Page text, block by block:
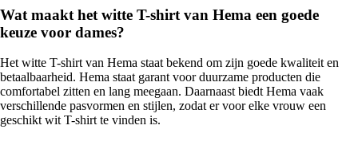
Wat maakt het witte T-shirt van Hema een goede
keuze voor dames?
Het witte T-shirt van Hema staat bekend om zijn goede kwaliteit en
betaalbaarheid. Hema staat garant voor duurzame producten die
comfortabel zitten en lang meegaan. Daarnaast biedt Hema vaak
verschillende pasvormen en stijlen, zodat er voor elke vrouw een
geschikt wit T-shirt te vinden is.